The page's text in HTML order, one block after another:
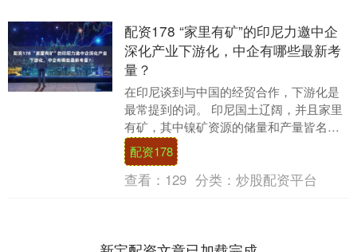
配资178 “家里有矿”的印尼力邀中企
深化产业下游化，中企有哪些最新考
量？
在印尼谈到与中国的经贸合作，下游化是
最常提到的词。 印尼国土辽阔，并且家里
有矿，其中镍矿资源的储量和产量皆名列
全球第一。坐拥全球绿色能源转型的关键
金属，印尼吸引....
配资178
查看： 129 分类： 炒股配资平台